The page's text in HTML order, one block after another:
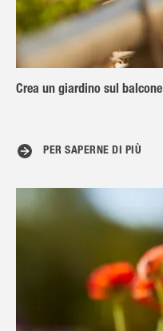
Crea un giardino sul balcone
PER SAPERNE DI PIÙ